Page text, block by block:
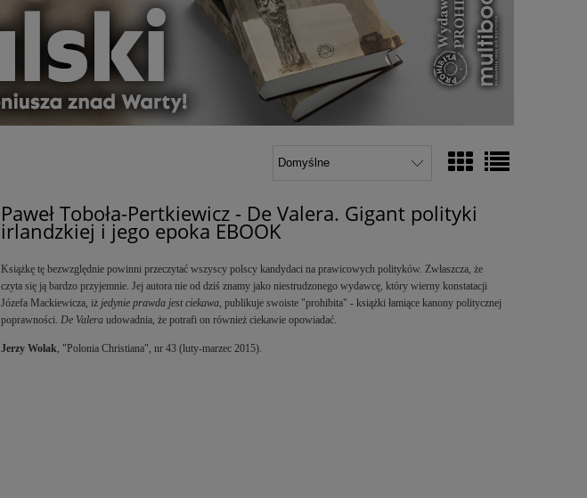
Paweł Toboła-Pertkiewicz - De Valera. Gigant polityki
irlandzkiej i jego epoka EBOOK
Książkę tę bezwzględnie powinni przeczytać wszyscy polscy kandydaci na prawicowych polityków. Zwłaszcza, że
czyta się ją bardzo przyjemnie. Jej autora nie od dziś znamy jako niestrudzonego wydawcę, który wierny konstatacji
Józefa Mackiewicza, iż jedynie prawda jest ciekawa, publikuje swoiste "prohibita" - książki łamiące kanony politycznej
poprawności. De Valeraudowadnia, że potrafi on również ciekawie opowiadać.
Jerzy Wolak , "Polonia Christiana", nr 43 (luty-marzec 2015).